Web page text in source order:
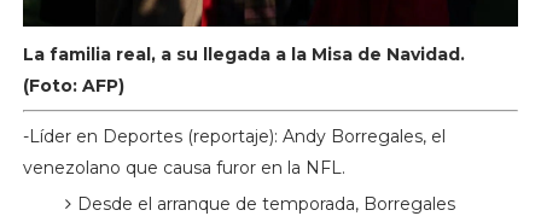
La familia real, a su llegada a la Misa de Navidad.
(Foto: AFP)
-Líder en Deportes (reportaje): Andy Borregales, el
venezolano que causa furor en la NFL.
Desde el arranque de temporada, Borregales